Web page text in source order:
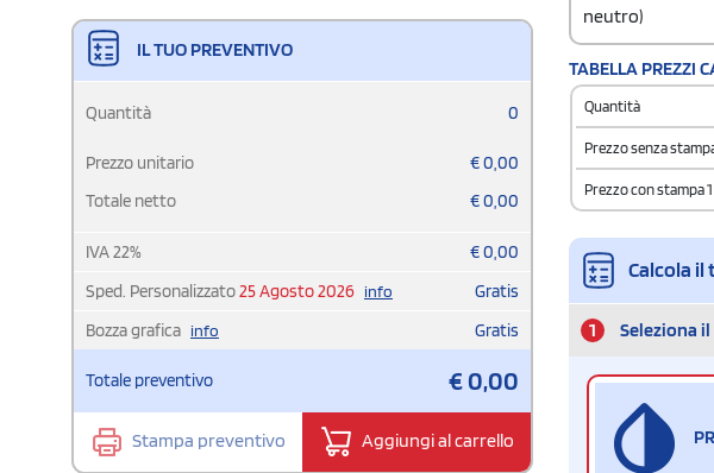
IL TUO PREVENTIVO
Quantità 0
Prezzo unitario €0,00
Totale netto
€0,00
IVA22% €0,00
Sped. Personalizzato25 Agosto 2026 info
Gratis
Bozza grafica info Gratis
Totale preventivo €0,00
Stampa preventivo Aggiungi al carrello
neutro)
TABELLA PREZZI
Quantità
Prezzo senza
Prezzo con stampa
Calcola
1 Seleziona